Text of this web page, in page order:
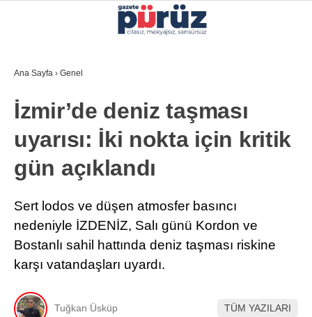
30.3
YEREL YÖNETIMLER
GÜNCEL
EKONOMI
POLITIKA
SAĞLIK
DIĞER
Ana Sayfa › Genel
İzmir’de deniz taşması
uyarısı: İki nokta için kritik
gün açıklandı
Sert lodos ve düşen atmosfer basıncı
nedeniyle İZDENİZ, Salı günü Kordon ve
Bostanlı sahil hattında deniz taşması riskine
karşı vatandaşları uyardı.
Tuğkan Üsküp TÜM YAZILARI